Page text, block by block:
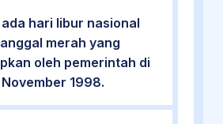
hari libur nasional
merah yang
oleh pemerintah di
1998.